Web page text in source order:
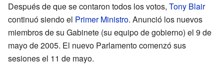
Después de que se contaron todos los votos, Tony Blair
continuó siendo el Primer Ministro. Anunció los nuevos
miembros de su Gabinete (su equipo de gobierno) el 9 de
mayo de 2005. El nuevo Parlamento comenzó sus
sesiones el 11 de mayo.